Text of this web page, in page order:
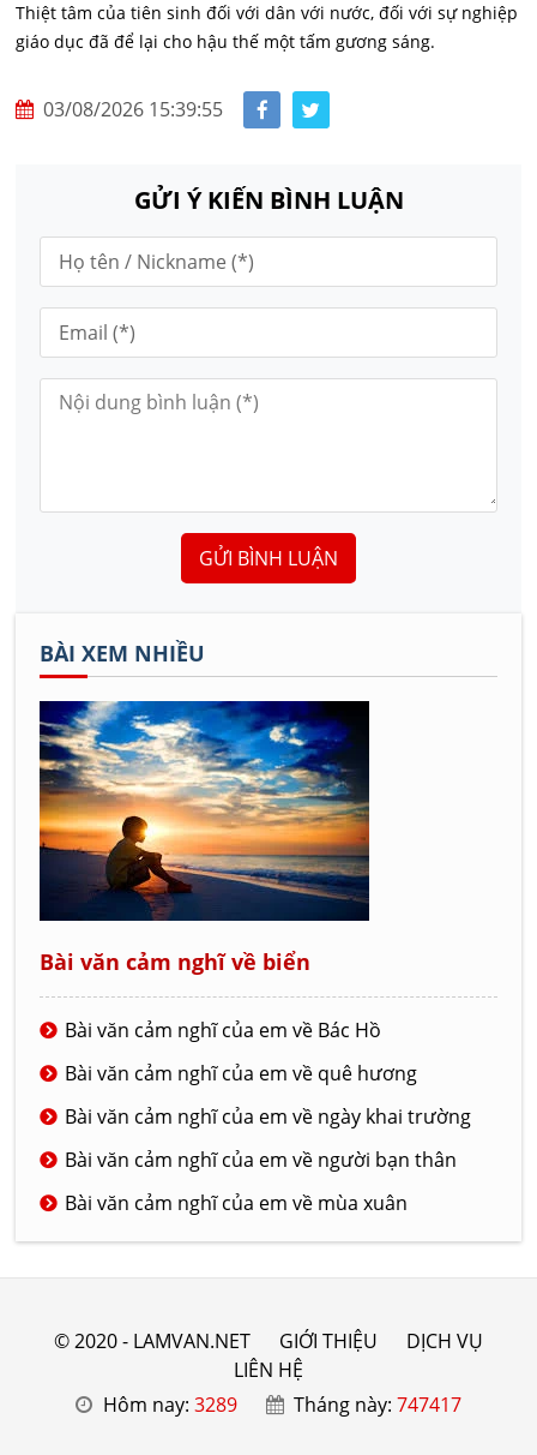
Thiệt tâm của tiên sinh đối với dân với nước, đối với sự nghiệp
giáo dục đã để lại cho hậu thế một tấm gương sáng.
03/08/2026 15:39:55
GỬI Ý KIẾN BÌNH LUẬN
GỬI BÌNH LUẬN
BÀI XEM NHIỀU
Bài văn cảm nghĩ về biển
Bài văn cảm nghĩ của em về Bác Hồ
Bài văn cảm nghĩ của em về quê hương
Bài văn cảm nghĩ của em về ngày khai trường
Bài văn cảm nghĩ của em về người bạn thân
Bài văn cảm nghĩ của em về mùa xuân
© 2020 - LAMVAN.NET GIỚI THIỆU
DỊCH VỤ
LIÊN HỆ
Hôm nay: 3289 Tháng này:747417